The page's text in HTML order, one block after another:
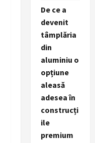
De ce a
devenit
tâmplăria
din
aluminiu o
opțiune
aleasă
adesea în
construcți
ile
premium